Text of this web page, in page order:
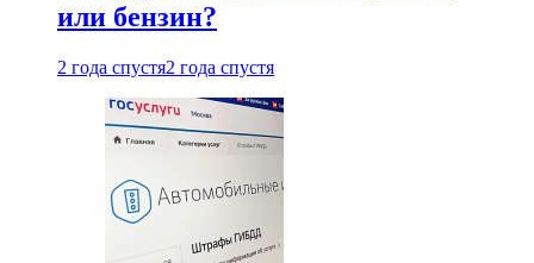
или бензин?
2 года спустя2 года спустя